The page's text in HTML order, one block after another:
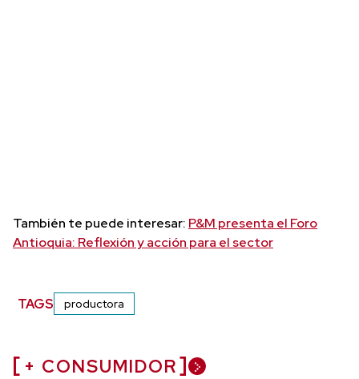
También te puede interesar: P&M presenta el Foro
Antioquia: Reflexión y acción para el sector
TAGS productora
+ CONSUMIDOR